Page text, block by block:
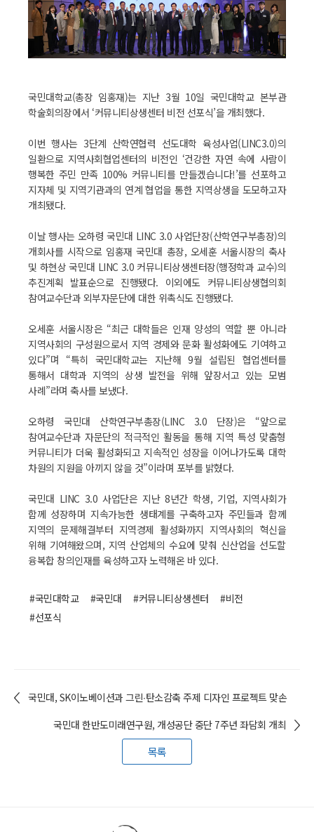
국민대학교(총장 임홍재)는 지난 3월 10일 국민대학교 본부관
학술회의장에서 ‘커뮤니티상생센터 비전 선포식’을 개최했다.
이번 행사는 3단계 산학연협력 선도대학 육성사업(LINC3.0)의
일환으로 지역사회협업센터의 비전인 ‘건강한 자연 속에 사람이
행복한 주민 만족 100% 커뮤니티를 만들겠습니다!’를 선포하고
지자체 및 지역기관과의 연계 협업을 통한 지역상생을 도모하고자
개최됐다.
이날 행사는 오하령 국민대 LINC 3.0 사업단장(산학연구부총장)의
개회사를 시작으로 임홍재 국민대 총장, 오세훈 서울시장의 축사
및 하현상 국민대 LINC 3.0 커뮤니티상생센터장(행정학과 교수)의
추진계획 발표순으로 진행됐다. 이외에도 커뮤니티상생협의회
참여교수단과 외부자문단에 대한 위촉식도 진행됐다.
오세훈 서울시장은 “최근 대학들은 인재 양성의 역할 뿐 아니라
지역사회의 구성원으로서 지역 경제와 문화 활성화에도 기여하고
있다”며 “특히 국민대학교는 지난해 9월 설립된 협업센터를
통해서 대학과 지역의 상생 발전을 위해 앞장서고 있는 모범
사례”라며 축사를 보냈다.
오하령 국민대 산학연구부총장(LINC 3.0 단장)은 “앞으로
참여교수단과 자문단의 적극적인 활동을 통해 지역 특성 맞춤형
커뮤니티가 더욱 활성화되고 지속적인 성장을 이어나가도록 대학
차원의 지원을 아끼지 않을 것”이라며 포부를 밝혔다.
국민대 LINC 3.0 사업단은 지난 8년간 학생, 기업, 지역사회가
함께 성장하며 지속가능한 생태계를 구축하고자 주민들과 함께
지역의 문제해결부터 지역경제 활성화까지 지역사회의 혁신을
위해 기여해왔으며, 지역 산업체의 수요에 맞춰 신산업을 선도할
융복합 창의인재를 육성하고자 노력해온 바 있다.
#국민대학교 #국민대 #커뮤니티상생센터
#비전
#선포식
국민대, SK이노베이션과 그린∙탄소감축 주제 디자인 프로젝트 맞손
국민대 한반도미래연구원, 개성공단 중단 7주년 좌담회 개최
목록